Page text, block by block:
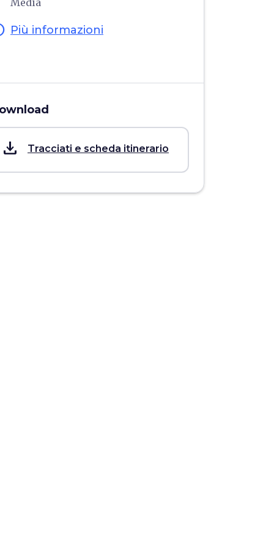
Media
Più informazioni
save_alt Tracciati e scheda itinerario